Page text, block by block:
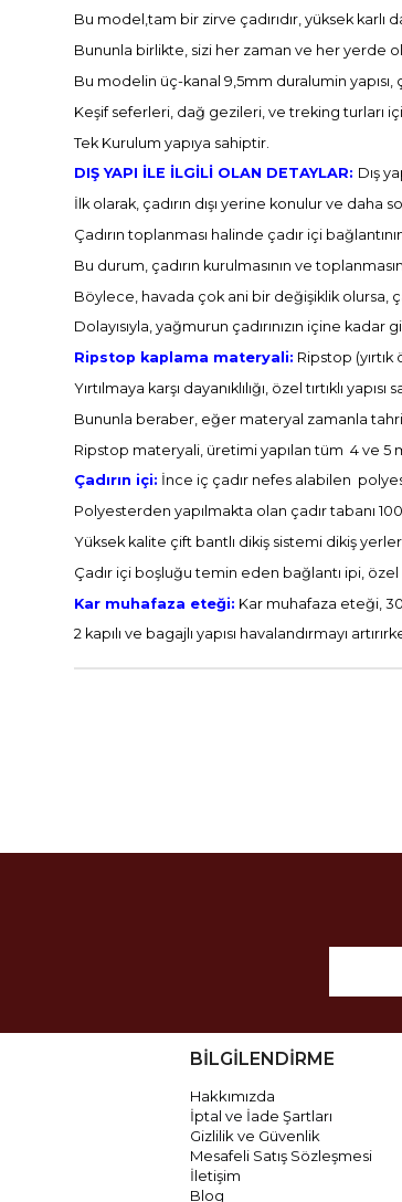
Bu model,tam bir zirve çadırıdır, yüksek karlı
Bununla birlikte, sizi her zaman ve her yerde
Bu modelin üç-kanal 9,5mm duralumin yapısı,
Keşif seferleri, dağ gezileri, ve treking turları
Tek Kurulum yapıya sahiptir.
DIŞ YAPI İLE İLGİLİ OLAN DETAYLAR: Dış
İlk olarak, çadırın dışı yerine konulur ve daha
Çadırın toplanması halinde çadır içi
Bu durum, çadırın kurulmasının ve
Böylece, havada çok ani bir değişiklik olursa,
Dolayısıyla, yağmurun çadırınızın içine
Ripstop kaplama materyali: Ripstop
Yırtılmaya karşı dayanıklılığı, özel tırtıklı
Bununla beraber, eğer materyal zamanla
Ripstop materyali, üretimi yapılan tüm 4 ve 5
Çadırın içi: İnce iç çadır nefes alabilen
Polyesterden yapılmakta olan çadır tabanı
Yüksek kalite çift bantlı dikiş sistemi dikiş
Çadır içi boşluğu temin eden bağlantı ipi, özel
Kar muhafaza eteği: Kar muhafaza eteği,
2 kapılı ve bagajlı yapısı havalandırmayı
BİLGİLENDİRME
Hakkımızda
İptal ve İade Şartları
Gizlilik ve Güvenlik
Mesafeli Satış Sözleşmesi
İletişim
Blog